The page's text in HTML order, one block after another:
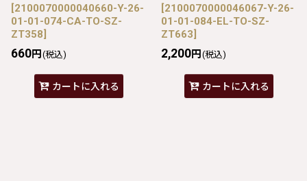
[2100070000040660-Y-26-
01-01-074-CA-TO-SZ-
ZT358]
660円 (税込)
カートに入れる
[2100070000046067-Y-26-
01-01-084-EL-TO-SZ-
ZT663]
2,200円 (税込)
カートに入れる